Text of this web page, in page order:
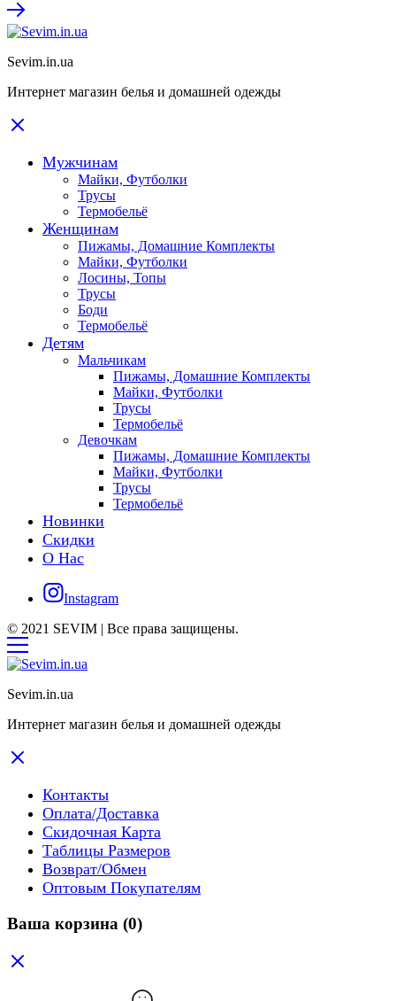
Sevim.in.ua
Интернет магазин белья и домашней одежды
Мужчинам
Майки, Футболки
Трусы
Термобельё
Женщинам
Пижамы, Домашние Комплекты
Майки, Футболки
Лосины, Топы
Трусы
Боди
Термобельё
Детям
Мальчикам
Пижамы, Домашние Комплекты
Майки, Футболки
Трусы
Термобельё
Девочкам
Пижамы, Домашние Комплекты
Майки, Футболки
Трусы
Термобельё
Новинки
Скидки
О Нас
Instagram
© 2021 SEVIM | Все права защищены.
Sevim.in.ua
Интернет магазин белья и домашней одежды
Контакты
Оплата/Доставка
Скидочная Карта
Таблицы Размеров
Возврат/Обмен
Оптовым Покупателям
Ваша корзина (0)